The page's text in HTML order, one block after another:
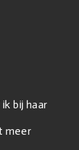
bij haar
meer